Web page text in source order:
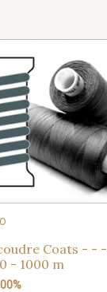
Coats - - -
- 1000 m